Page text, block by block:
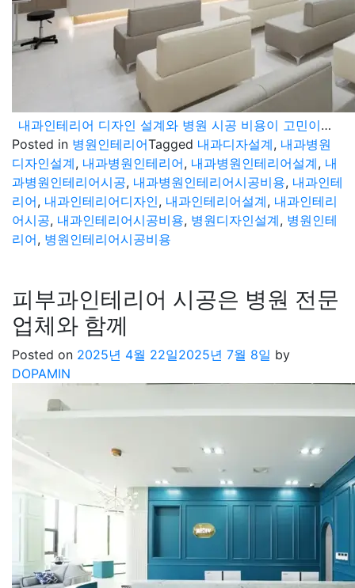
내과인테리어 디자인 설계와 병원 시공 비용이 고민이라면
Posted in 병원인테리어Tagged 내과디자설계, 내과병원
디자인설계, 내과병원인테리어, 내과병원인테리어설계, 내
과병원인테리어시공, 내과병원인테리어시공비용, 내과인테
리어, 내과인테리어디자인, 내과인테리어설계, 내과인테리
어시공, 내과인테리어시공비용, 병원디자인설계, 병원인테
리어, 병원인테리어시공비용
피부과인테리어 시공은 병원 전문
업체와 함께
Posted on 2025년 4월 22일2025년 7월 8일 by
DOPAMIN